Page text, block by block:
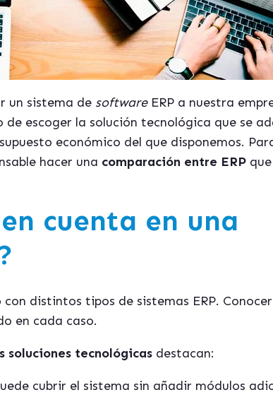
un sistema de softwareERP a nuestra
escoger la solución tecnológica que se
económico del que disponemos.
hacer una comparación entre ERP
cuenta en una
distintos tipos de sistemas ERP. Conocer
en cada caso.
soluciones tecnológicas destacan:
cubrir el sistema sin añadir módulos